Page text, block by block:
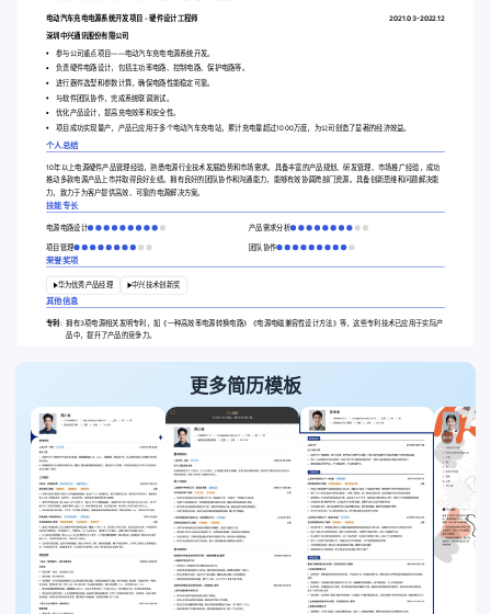
电动汽车充电电源系统开发项目 - 硬件设计工程师
2021.03-2022.12
深圳中兴通讯股份有限公司
参与公司重点项目——电动汽车充电电源系统开发。
负责硬件电路设计，包括主功率电路、控制电路、保护电路等。
进行器件选型和参数计算，确保电路性能稳定可靠。
与软件团队协作，完成系统联调测试。
优化产品设计，提高充电效率和安全性。
项目成功实现量产，产品已应用于多个电动汽车充电站，累计充电量超过1000万度，为公司创造了显著的经济效益。
个人总结
10年以上电源硬件产品管理经验，熟悉电源行业技术发展趋势和市场需求。具备丰富的产品规划、研发管理、市场推广经验，成功
推动多款电源产品上市并取得良好业绩。拥有良好的团队协作和沟通能力，能够有效协调跨部门资源。具备创新思维和问题解决能
力，致力于为客户提供高效、可靠的电源解决方案。
技能专长
电源电路设计 产品需求分析
项目管理 团队协作
荣誉奖项
华为优秀产品经理 中兴技术创新奖
其他信息
专利: 拥有3项电源相关发明专利，如《一种高效率电源转换电路》《电源电磁兼容性设计方法》等，这些专利技术已应用于实际产
品中，提升了产品的竞争力。
更多简历模板